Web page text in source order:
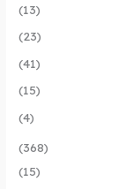
(13)
(23)
(41)
(15)
(4)
(368)
(15)